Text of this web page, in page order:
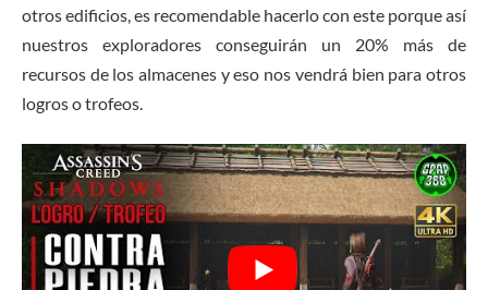
otros edificios, es recomendable hacerlo con este porque así
nuestros exploradores conseguirán un 20% más de
recursos de los almacenes y eso nos vendrá bien para otros
logros o trofeos.